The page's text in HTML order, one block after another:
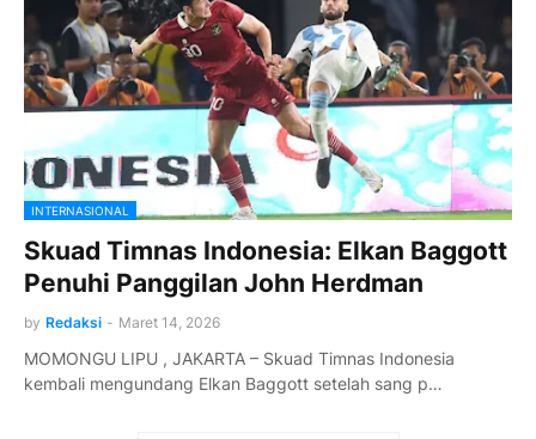
INTERNASIONAL
Skuad Timnas Indonesia: Elkan Baggott
Penuhi Panggilan John Herdman
by Redaksi - Maret 14, 2026
MOMONGU LIPU , JAKARTA – Skuad Timnas Indonesia
kembali mengundang Elkan Baggott setelah sang p…